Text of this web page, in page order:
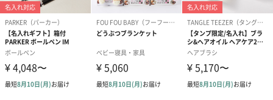
ぬいぐるみ
愛らしいぬいぐるみを同梱してお届けします。
誕生日・記念日・出産祝いなどのシーンにおすすめです。